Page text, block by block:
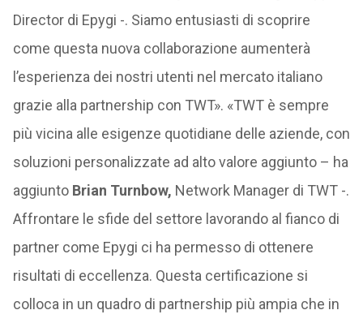
Director di Epygi -. Siamo entusiasti di scoprire
come questa nuova collaborazione aumenterà
l’esperienza dei nostri utenti nel mercato italiano
grazie alla partnership con TWT». «TWT è sempre
più vicina alle esigenze quotidiane delle aziende, con
soluzioni personalizzate ad alto valore aggiunto – ha
aggiuntoBrian Turnbow, Network Manager di TWT -.
Affrontare le sfide del settore lavorando al fianco di
partner come Epygi ci ha permesso di ottenere
risultati di eccellenza. Questa certificazione si
colloca in un quadro di partnership più ampia che in